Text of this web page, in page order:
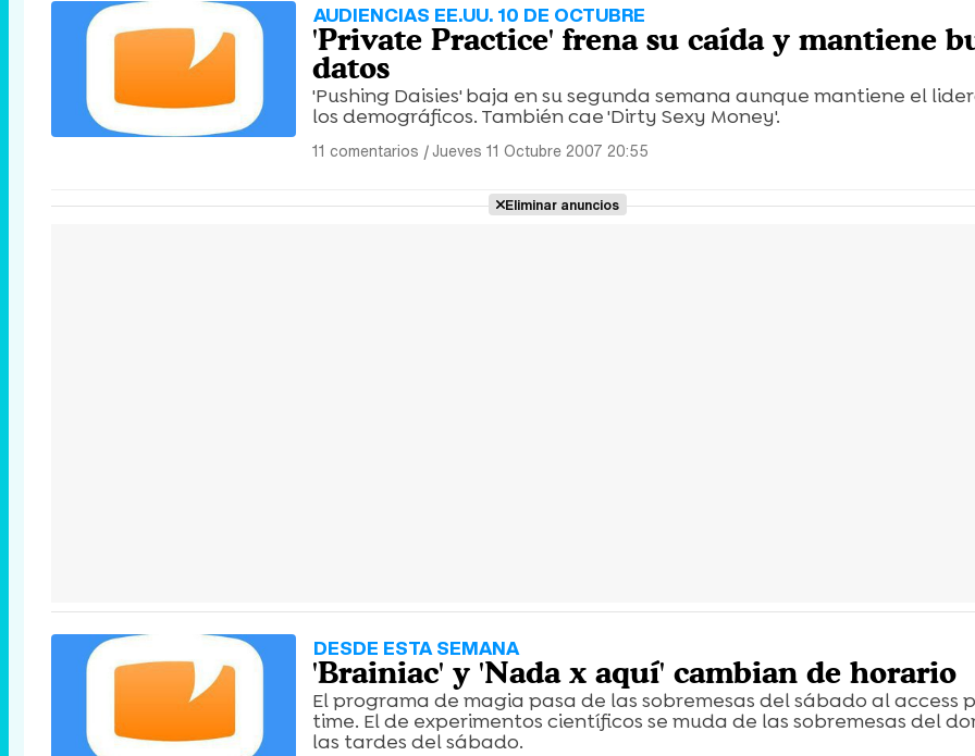
AUDIENCIAS EE.UU. 10 DE OCTUBRE
'Private Practice' frena su caída y mantiene
datos
'Pushing Daisies' baja en su segunda semana aunque mantiene el
los demográficos. También cae 'Dirty Sexy Money'.
11 comentarios |Jueves 11 Octubre 2007 20:55
Eliminar anuncios
DESDE ESTA SEMANA
'Brainiac' y 'Nada x aquí' cambian de horario
El programa de magia pasa de las sobremesas del sábado al access
time. El de experimentos científicos se muda de las sobremesas del
las tardes del sábado.